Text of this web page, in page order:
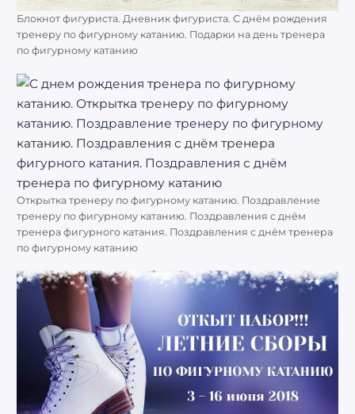
Блокнот фигуриста. Дневник фигуриста. С днём рождения
тренеру по фигурному катанию. Подарки на день тренера
по фигурному катанию
Открытка тренеру по фигурному катанию. Поздравление
тренеру по фигурному катанию. Поздравления с днём
тренера фигурного катания. Поздравления с днём тренера
по фигурному катанию